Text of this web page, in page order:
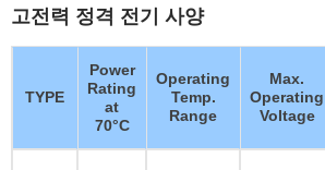
고전력 정격 전기 사양
TYPE
Power
Rating
at
70°C
Operating
Temp.
Range
Max.
Operating
Voltage